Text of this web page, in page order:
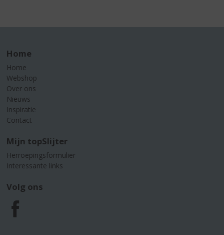
Home
Home
Webshop
Over ons
Nieuws
Inspiratie
Contact
Mijn topSlijter
Herroepingsformulier
Interessante links
Volg ons
F